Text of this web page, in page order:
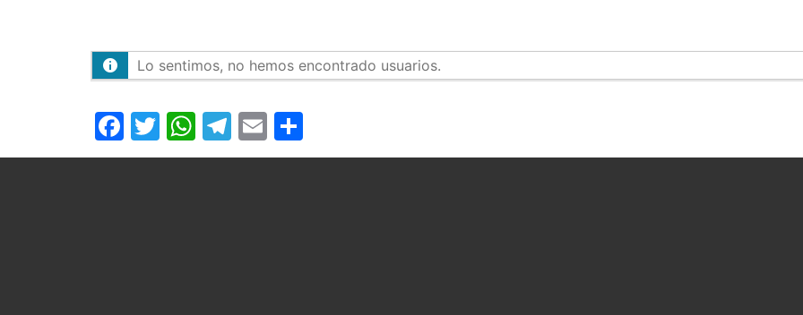
Lo sentimos, no hemos encontrado usuarios.
Facebook
Twitter
WhatsApp
Telegram
Email